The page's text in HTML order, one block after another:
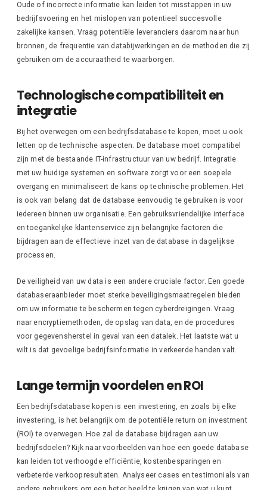
Oude of incorrecte informatie kan leiden tot misstappen in uw
bedrijfsvoering en het mislopen van potentieel succesvolle
zakelijke kansen. Vraag potentiële leveranciers daarom naar hun
bronnen, de frequentie van databijwerkingen en de methoden die zij
gebruiken om de accuraatheid te waarborgen.
Technologische compatibiliteit en
integratie
Bij het overwegen om een bedrijfsdatabase te kopen, moet u ook
letten op de technische aspecten. De database moet compatibel
zijn met de bestaande IT-infrastructuur van uw bedrijf. Integratie
met uw huidige systemen en software zorgt voor een soepele
overgang en minimaliseert de kans op technische problemen. Het
is ook van belang dat de database eenvoudig te gebruiken is voor
iedereen binnen uw organisatie. Een gebruiksvriendelijke interface
en toegankelijke klantenservice zijn belangrijke factoren die
bijdragen aan de effectieve inzet van de database in dagelijkse
processen.
De veiligheid van uw data is een andere cruciale factor. Een goede
databaseraanbieder moet sterke beveiligingsmaatregelen bieden
om uw informatie te beschermen tegen cyberdreigingen. Vraag
naar encryptiemethoden, de opslag van data, en de procedures
voor gegevensherstel in geval van een datalek. Het laatste wat u
wilt is dat gevoelige bedrijfsinformatie in verkeerde handen valt.
Lange termijn voordelen en ROI
Een bedrijfsdatabase kopen is een investering, en zoals bij elke
investering, is het belangrijk om de potentiële return on investment
(ROI) te overwegen. Hoe zal de database bijdragen aan uw
bedrijfsdoelen? Kijk naar voorbeelden van hoe een goede database
kan leiden tot verhoogde efficiëntie, kostenbesparingen en
verbeterde verkoopresultaten. Analyseer cases en testimonials van